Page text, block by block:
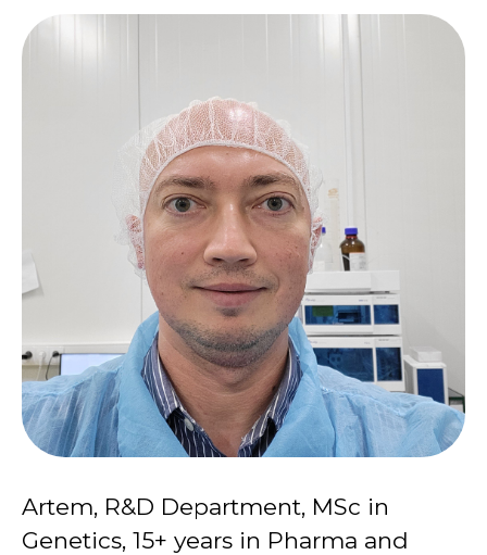
Artem, R&D Department, MSc in
Genetics, 15+ years in Pharma and